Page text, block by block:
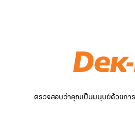
ตรวจสอบว่าคุณเป็นมนุษย์ด้วยการ